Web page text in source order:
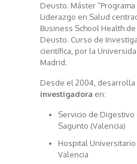
Deusto. Máster
Liderazgo en Salud
Business School Health
Deusto. Curso de
científica, por la
Madrid.
Desde el 2004, desarrolla
investigadora en:
Servicio de
Sagunto (Valencia)
Hospital
Valencia